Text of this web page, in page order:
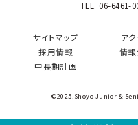
TEL. 06-6461-
サイトマップ アク
採用情報
情報
中長期計画
©2025.Shoyo Junior &